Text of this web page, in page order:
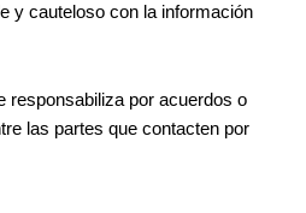
y cauteloso con la información
responsabiliza por acuerdos o
las partes que contacten por